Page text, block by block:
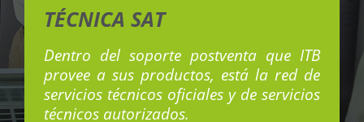
TÉCNICA SAT
Dentro del soporte postventa que ITB
provee a sus productos, está la red de
servicios técnicos oficiales y de servicios
técnicos autorizados.